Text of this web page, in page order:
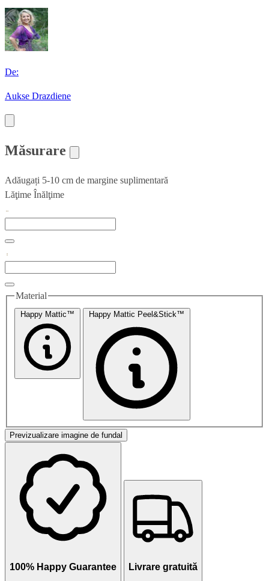
De:
Aukse Drazdiene
Măsurare
Adăugați 5-10 cm de margine suplimentară
Lăţime Înălţime
Material
Happy Mattic™ Happy Mattic Peel&Stick™
Previzualizare imagine de fundal
100% Happy Guarantee Livrare gratuită